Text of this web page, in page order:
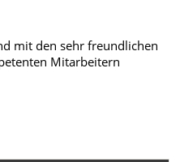
mit den sehr freundlichen
Mitarbeitern